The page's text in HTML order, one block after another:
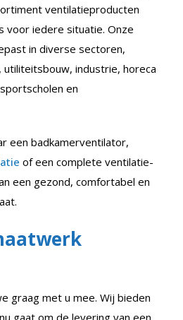
ventilatieproducten
voor iedere situatie. Onze
in diverse sectoren,
industrie, horeca
en
een badkamerventilator,
of een complete ventilatie-
een gezond, comfortabel en
graag met u mee. Wij bieden
gaat om de levering van een